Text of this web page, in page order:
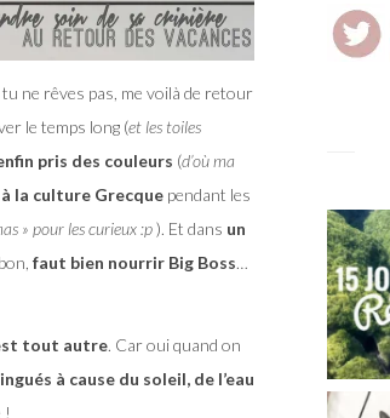
ne rêves pas, me voilà de retour
le temps long (et les toiles
pris des couleurs (d’où ma
la culture Grecque pendant les
» pour les curieux :p). Et dans un
faut bien nourrir Big Boss…
tout autre. Car oui quand on
à cause du soleil, de l’eau
!